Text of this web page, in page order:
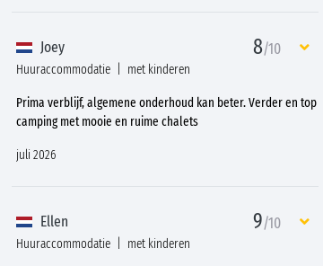
Joey 8/10
Huuraccommodatie met kinderen
Prima verblijf, algemene onderhoud kan beter. Verder en top
camping met mooie en ruime chalets
juli 2026
Ellen 9/10
Huuraccommodatie met kinderen